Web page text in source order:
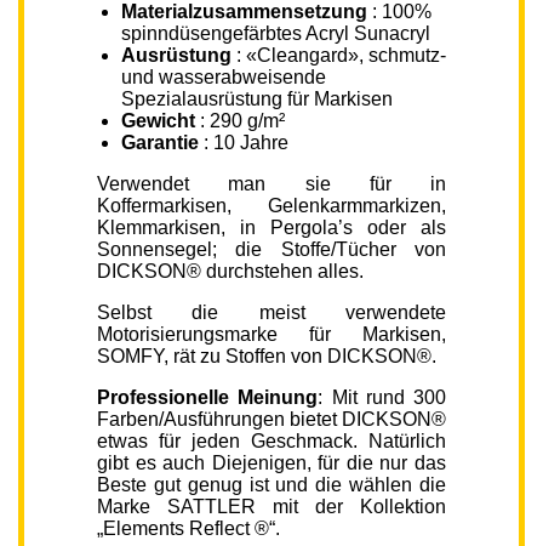
Materialzusammensetzung : 100%
spinndüsengefärbtes Acryl Sunacryl
Ausrüstung : «Cleangard», schmutz-
und wasserabweisende
Spezialausrüstung für Markisen
Gewicht : 290 g/m²
Garantie : 10 Jahre
Verwendet man sie für in
Koffermarkisen, Gelenkarmmarkizen,
Klemmarkisen, in Pergola’s oder als
Sonnensegel; die Stoffe/Tücher von
DICKSON® durchstehen alles.
Selbst die meist verwendete
Motorisierungsmarke für Markisen,
SOMFY, rät zu Stoffen von DICKSON®.
Professionelle Meinung: Mit rund 300
Farben/Ausführungen bietet DICKSON®
etwas für jeden Geschmack. Natürlich
gibt es auch Diejenigen, für die nur das
Beste gut genug ist und die wählen die
Marke SATTLER mit der Kollektion
„Elements Reflect ®“.